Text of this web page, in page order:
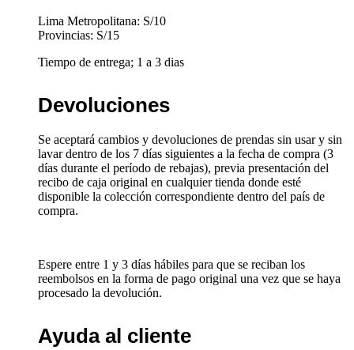
Lima Metropolitana: S/10
Provincias: S/15
Tiempo de entrega; 1 a 3 dias
Devoluciones
Se aceptará cambios y devoluciones de prendas sin usar y sin
lavar dentro de los 7 días siguientes a la fecha de compra (3
días durante el período de rebajas), previa presentación del
recibo de caja original en cualquier tienda donde esté
disponible la colección correspondiente dentro del país de
compra.
Espere entre 1 y 3 días hábiles para que se reciban los
reembolsos en la forma de pago original una vez que se haya
procesado la devolución.
Ayuda al cliente